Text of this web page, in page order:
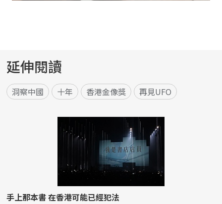
延伸閱讀
洞察中國 十年 香港金像獎 再見UFO
手上那本書 在香港可能已經犯法